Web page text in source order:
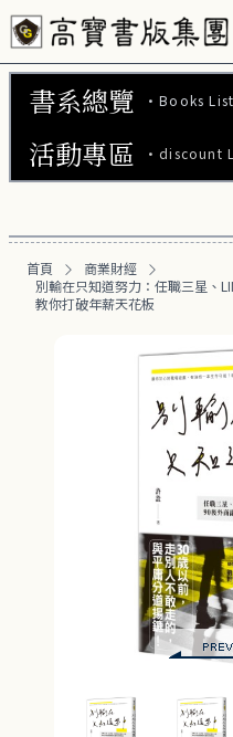
書系總覽 ·Books
文學小說 (737)
商業財經 (101)
投資理財 (27)
職場工作術 (19)
富爸爸專區 (16)
管理與領導 (4)
會計/統計 (3)
經濟／趨勢 (24)
行銷/廣告/業務 (5)
醫療保健 (54)
活動專區 ·discount
【2本7折】高寶小說
【66折】高寶小說系
首頁
商業財經
別輸在只知道努力：任職三星、
教你打破年薪天花板